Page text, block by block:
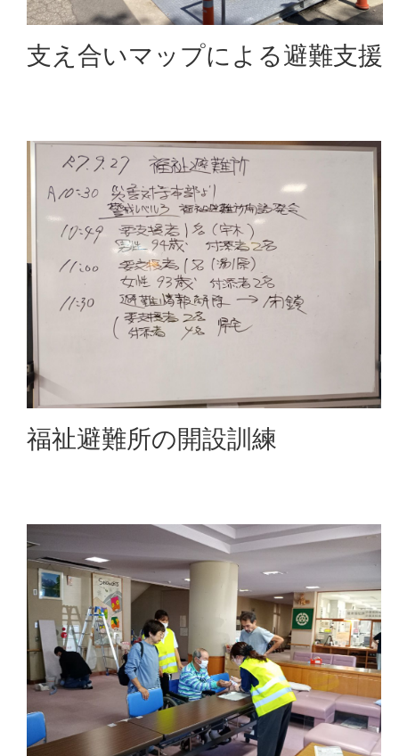
支え合いマップによる避難支援
福祉避難所の開設訓練